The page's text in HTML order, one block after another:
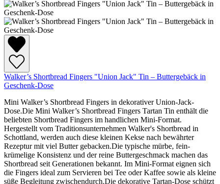
Walker’s Shortbread Fingers "Union Jack" Tin – Buttergebäck in
Geschenk-Dose
Mini Walker’s Shortbread Fingers in dekorativer Union-Jack-
Dose.Die Mini Walker’s Shortbread Fingers Tartan Tin enthält die
beliebten Shortbread Fingers im handlichen Mini-Format.
Hergestellt vom Traditionsunternehmen Walker's Shortbread in
Schottland, werden auch diese kleinen Kekse nach bewährter
Rezeptur mit viel Butter gebacken.Die typische mürbe, fein-
krümelige Konsistenz und der reine Buttergeschmack machen das
Shortbread seit Generationen bekannt. Im Mini-Format eignen sich
die Fingers ideal zum Servieren bei Tee oder Kaffee sowie als kleine
süße Begleitung zwischendurch.Die dekorative Tartan-Dose schützt